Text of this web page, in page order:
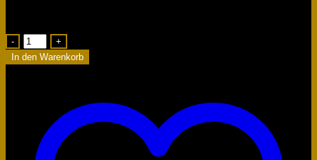
Schwarzfluch
Drache
In den Warenkorb